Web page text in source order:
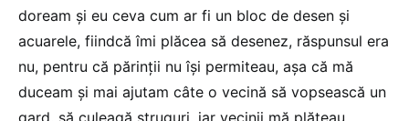
doream și eu ceva cum ar fi un bloc de desen și
acuarele, fiindcă îmi plăcea să desenez, răspunsul era
nu, pentru că părinții nu își permiteau, așa că mă
duceam și mai ajutam câte o vecină să vopsească un
gard, să culeagă struguri, iar vecinii mă plăteau